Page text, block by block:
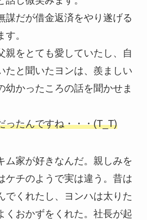
謀だが借金返済をやり遂げる
。
親をとても愛していたし、自
たと聞いたヨンは、羨ましい
幼かったころの話を聞かせま
ったんですね・・・(T_T)
ム家が好きなんだ。親しみを
ケチのようで実は違う。昔は
でくれたし、ヨンハは太りた
くおかずをくれた。社長が起